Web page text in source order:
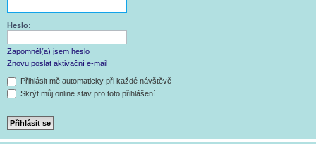
Heslo:
Zapomněl(a) jsem heslo
Znovu poslat aktivační e-mail
Přihlásit mě automaticky při každé návštěvě
Skrýt můj online stav pro toto přihlášení